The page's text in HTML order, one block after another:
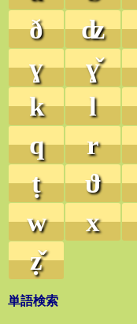
ð
ʣ
ɣ
ɣ̌
k
l
q
r
ṭ
ϑ
w
x
ẓ̌
単語検索